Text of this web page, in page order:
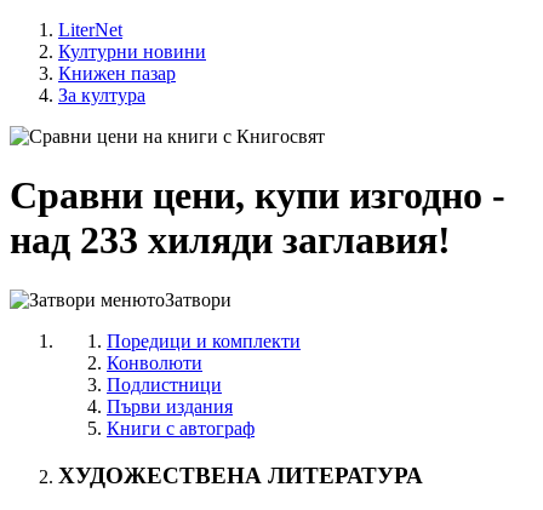
LiterNet
Културни новини
Книжен пазар
За култура
Сравни цени, купи изгодно -
над 233 хиляди заглавия!
Затвори
Поредици и комплекти
Конволюти
Подлистници
Първи издания
Книги с автограф
ХУДОЖЕСТВЕНА ЛИТЕРАТУРА